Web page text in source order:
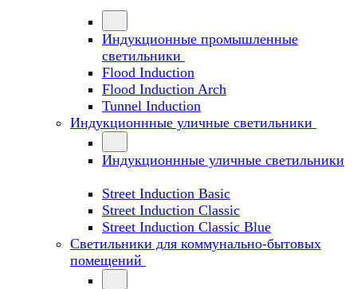
Индукционные промышленные
светильники
Flood Induction
Flood Induction Arch
Tunnel Induction
Индукционнные уличные светильники
Индукционнные уличные светильники
Street Induction Basic
Street Induction Classic
Street Induction Classic Blue
Светильники для коммунально-бытовых
помещений